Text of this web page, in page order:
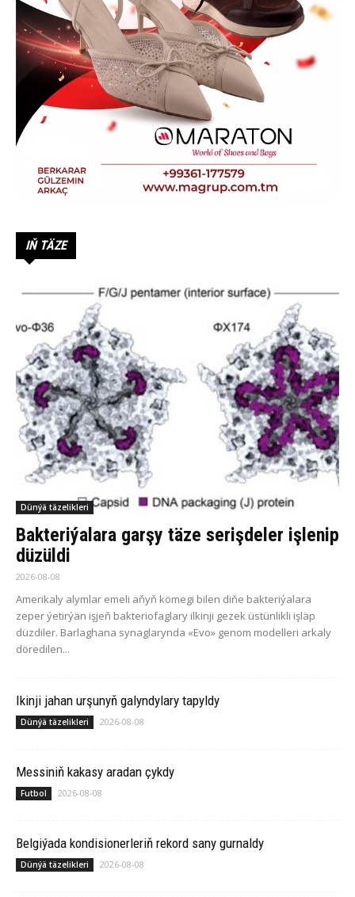
IŇ TÄZE
Dünýä täzelikleri
Bakteriýalara garşy täze serişdeler işlenip
düzüldi
2026-08-08
Amerikaly alymlar emeli aňyň kömegi bilen diňe bakteriýalara
zeper ýetirýän işjeň bakteriofaglary ilkinji gezek üstünlikli işläp
düzdiler. Barlaghana synaglarynda «Evo» genom modelleri arkaly
döredilen...
Ikinji jahan urşunyň galyndylary tapyldy
Dünýä täzelikleri 2026-08-08
Messiniň kakasy aradan çykdy
Futbol 2026-08-08
Belgiýada kondisionerleriň rekord sany gurnaldy
Dünýä täzelikleri 2026-08-08